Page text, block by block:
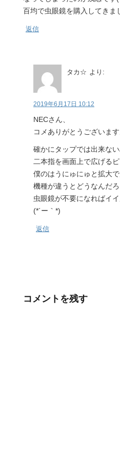
百均で虫眼鏡を購入してきま
返信
タカ☆ より:
2019年6月17日 10:12
NECさん、
コメありがとうございます
確かにタップでは出来ない
二本指を画面上で広げるピ
僕のはうにゅにゅと拡大で
機種が違うとどうなんだろ
虫眼鏡が不要になればイ
(*´ー｀*)
返信
コメントを残す